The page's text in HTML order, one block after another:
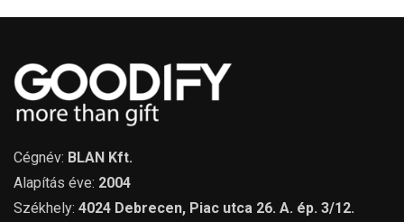
Cégnév: BLAN Kft.
Alapítás éve: 2004
Székhely: 4024 Debrecen, Piac utca 26. A. ép. 3/12.